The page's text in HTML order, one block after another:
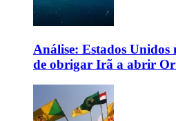
Análise: Estados Unidos
de obrigar Irã a abrir